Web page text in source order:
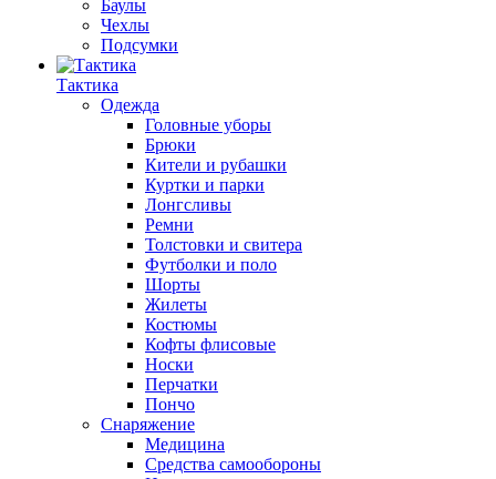
Баулы
Чехлы
Подсумки
Тактика
Одежда
Головные уборы
Брюки
Кители и рубашки
Куртки и парки
Лонгсливы
Ремни
Толстовки и свитера
Футболки и поло
Шорты
Жилеты
Костюмы
Кофты флисовые
Носки
Перчатки
Пончо
Снаряжение
Медицина
Средства самообороны